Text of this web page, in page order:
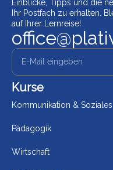
Einblicke, Tipps und die
Ihr Postfach zu erhalten.
auf Ihrer Lernreise!
Kurse
Kommunikation & Soziales
Pädagogik
Wirtschaft